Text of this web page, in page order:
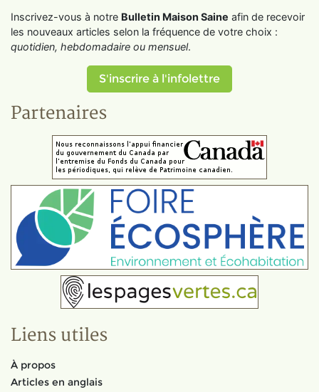
Inscrivez-vous à notre Bulletin Maison Saine afin de recevoir
les nouveaux articles selon la fréquence de votre choix :
quotidien, hebdomadaire ou mensuel.
S'inscrire à l'infolettre
Partenaires
Liens utiles
À propos
Articles en anglais